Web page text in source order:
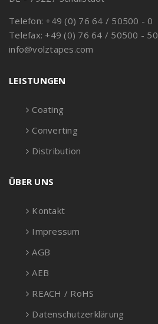
Telefon: +49 (0) 76 64 / 50500 - 0
Telefax: +49 (0) 76 64 / 50500 - 50
info@volztapes.com
LEISTUNGEN
Coating
Converting
Distribution
ÜBER UNS
Kontakt
Impressum
AGB
AEB
REACH / RoHS
Datenschutzerklärung